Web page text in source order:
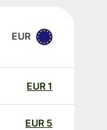
EUR
EUR
EUR